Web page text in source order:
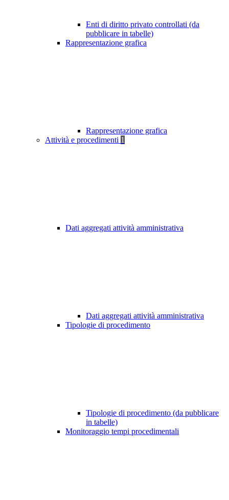
Enti di diritto privato controllati (da
pubblicare in tabelle)
Rappresentazione grafica
Rappresentazione grafica
Attività e procedimenti 1
Dati aggregati attività amministrativa
Dati aggregati attività amministrativa
Tipologie di procedimento
Tipologie di procedimento (da pubblicare
in tabelle)
Monitoraggio tempi procedimentali